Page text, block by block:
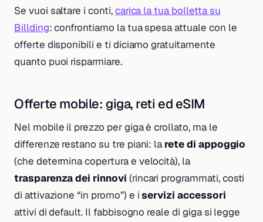
Se vuoi saltare i conti,carica la tua bolletta su
Billding: confrontiamo la tua spesa attuale con le
offerte disponibili e ti diciamo gratuitamente
quanto puoi risparmiare.
Offerte mobile: giga, reti ed eSIM
Nel mobile il prezzo per giga è crollato, ma le
differenze restano su tre piani: la rete di appoggio
(che determina copertura e velocità), la
trasparenza dei rinnovi (rincari programmati, costi
di attivazione “in promo”) e iservizi accessori
attivi di default. Il fabbisogno reale di giga si legge